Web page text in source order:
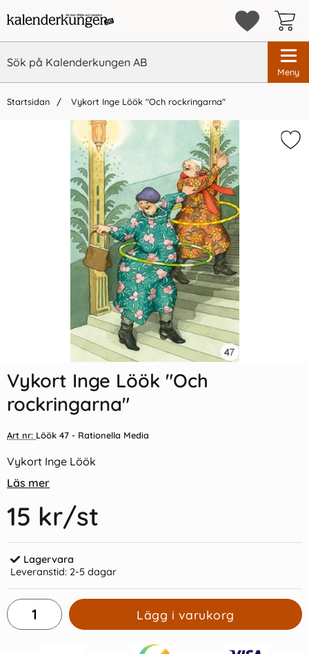
Meny
Startsidan Vykort Inge Löök "Och rockringarna"
Vi rekommenderar
Indexflikar och Frixion clicker
55 kr/st
Vykort Inge Löök "Och
rockringarna"
Art nr: Löök 47 - Rationella Media
Vykort Inge Löök
Läs mer
15 kr/st
Lagervara
Leveranstid: 2-5 dagar
Lägg i varukorg